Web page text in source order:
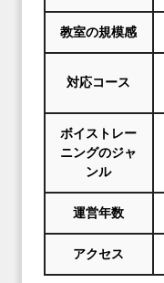
教室の規模感
対応コース
ボイストレー
ニングのジャ
ンル
運営年数
アクセス